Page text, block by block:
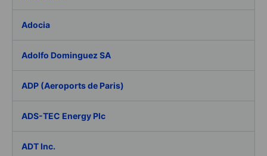
Adocia
Adolfo Dominguez SA
ADP (Aeroports de Paris)
ADS-TEC Energy Plc
ADT Inc.